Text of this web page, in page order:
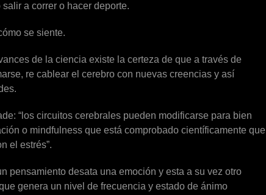
a correr o hacer deporte.
se siente.
de la ciencia existe la certeza de que a través de
re cablear el cerebro con nuevas creencias y así
“los circuitos cerebrales pueden modificarse para bien
o mindfulness que está comprobado científicamente que
el estrés”.
pensamiento desata una emoción y esta a su vez otro
genera un nivel de frecuencia y estado de ánimo